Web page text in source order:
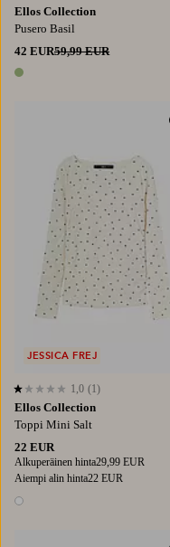
Ellos Collection
Pusero Basil
42 EUR59,99 EUR
1 väri
Ellos Collection
Toppi Mini Salt
22 EUR
Alkuperäinen hinta29,99 EUR
Aiempi alin hinta22 EUR
1 väri
1,0 perustuen 1 arvosanaan
1,0 (1)
JESSICA FREJ
110/116 134/140